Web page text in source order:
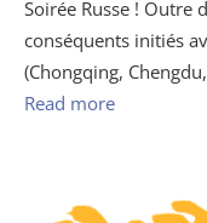
Soirée Russe ! Outre
conséquents initiés
(Chongqing,
Read more